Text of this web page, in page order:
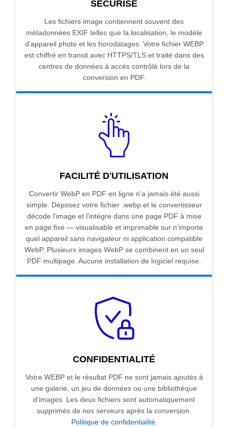
SÉCURISÉ
Les fichiers image contiennent souvent des
métadonnées EXIF telles que la localisation, le modèle
d'appareil photo et les horodatages. Votre fichier WEBP
est chiffré en transit avec HTTPS/TLS et traité dans des
centres de données à accès contrôlé lors de la
conversion en PDF.
FACILITÉ D'UTILISATION
Convertir WebP en PDF en ligne n'a jamais été aussi
simple. Déposez votre fichier .webp et le convertisseur
décode l'image et l'intègre dans une page PDF à mise
en page fixe — visualisable et imprimable sur n'importe
quel appareil sans navigateur ni application compatible
WebP. Plusieurs images WebP se combinent en un seul
PDF multipage. Aucune installation de logiciel requise.
CONFIDENTIALITÉ
Votre WEBP et le résultat PDF ne sont jamais ajoutés à
une galerie, un jeu de données ou une bibliothèque
d'images. Les deux fichiers sont automatiquement
supprimés de nos serveurs après la conversion.
Politique de confidentialité.